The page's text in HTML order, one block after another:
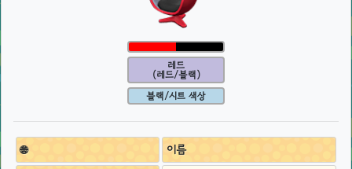
레드
(레드/블랙)
블랙/시트 색상
🌐
이름